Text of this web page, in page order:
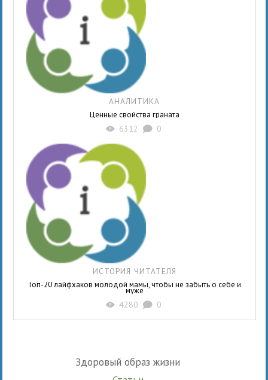
АНАЛИТИКА
Ценные свойства граната
X 6312 K 0
ИСТОРИЯ ЧИТАТЕЛЯ
Топ-20 лайфхаков молодой мамы, чтобы не забыть о себе и
муже
X 4280 K 0
Здоровый образ жизни